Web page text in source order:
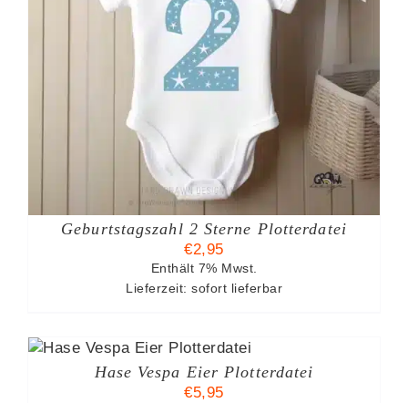
Geburtstagszahl 2 Sterne Plotterdatei
€2,95
Enthält 7% Mwst.
Lieferzeit: sofort lieferbar
Hase Vespa Eier Plotterdatei
€5,95